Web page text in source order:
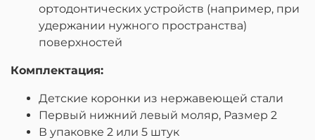
ортодонтических устройств (например, при
удержании нужного пространства)
поверхностей
Комплектация:
Детские коронки из нержавеющей стали
Первый нижний левый моляр, Размер 2
В упаковке 2 или 5 штук